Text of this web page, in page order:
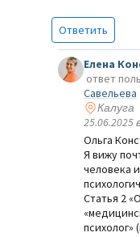
Ответить
Елена
ответ
Савельева
Калуга
25.06.2025
Ольга
Я вижу
человека
Статья 2
психолог»